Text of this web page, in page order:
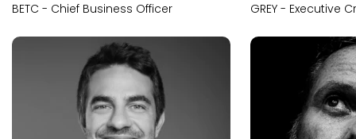
BETC - Chief Business Officer GREY - Executive